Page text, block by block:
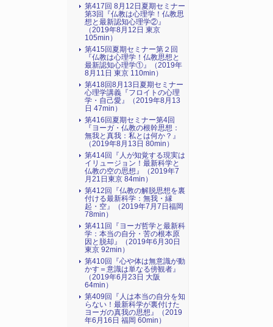
第417回 8月12日夏期セミナー
第3回『仏教は心理学！仏教思
想と最新認知心理学②』
（2019年8月12日 東京
105min）
第415回夏期セミナー第２回
『仏教は心理学！仏教思想と
最新認知心理学①』（2019年
8月11日 東京 110min）
第418回8月13日夏期セミナー
心理学講義『フロイトの心理
学・自己愛』（2019年8月13
日 47min）
第416回夏期セミナー第4回
『ヨーガ・仏教の根幹思想：
無我と真我：私とは何か？』
（2019年8月13日 80min）
第414回『人が知覚する現実は
イリュージョン！最新科学と
仏教の空の思想』（2019年7
月21日東京 84min）
第412回『仏教の解脱思想を裏
付ける最新科学：無我・縁
起・空』（2019年7月7日福岡
78min）
第411回『ヨーガ哲学と最新科
学：本当の自分・苦の根本原
因と脱却』（2019年6月30日
東京 92min）
第410回『心や体は無意識が動
かす＝意識は単なる傍観者』
（2019年6月23日 大阪
64min）
第409回『人は本当の自分を知
らない！最新科学が裏付けた
ヨーガの真我の思想』（2019
年6月16日 福岡 60min）